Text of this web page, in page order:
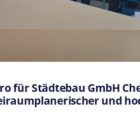
Projekt? Oder möchten
Ihres Planungsvorhabens
für Städtebau GmbH
und